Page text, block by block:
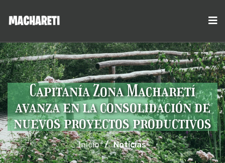
Capitanía Zona Macharetí
avanza en la consolidación de
nuevos proyectos productivos
Inicio / Noticias